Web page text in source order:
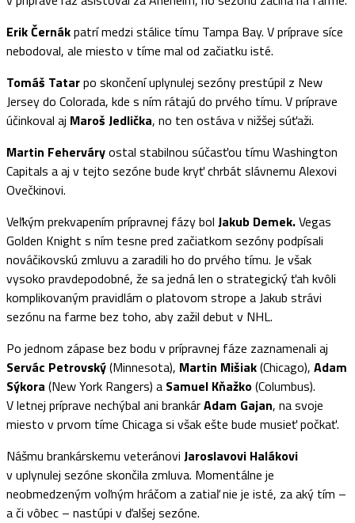
Erik Černákpatrí medzi stálice tímu Tampa Bay. V príprave síce
nebodoval, ale miesto v tíme mal od začiatku isté.
Tomáš Tatarpo skončení uplynulej sezóny prestúpil z New
Jersey do Colorada, kde s ním rátajú do prvého tímu. V príprave
účinkoval aj Maroš Jedlička, no ten ostáva v nižšej súťaži.
Martin Feherváryostal stabilnou súčasťou tímu Washington
Capitals a aj v tejto sezóne bude kryť chrbát slávnemu Alexovi
Ovečkinovi.
Veľkým prekvapením prípravnej fázy bol Jakub Demek.Vegas
Golden Knight s ním tesne pred začiatkom sezóny podpísali
nováčikovskú zmluvu a zaradili ho do prvého tímu. Je však
vysoko pravdepodobné, že sa jedná len o strategický ťah kvôli
komplikovaným pravidlám o platovom strope a Jakub strávi
sezónu na farme bez toho, aby zažil debut v NHL.
Po jednom zápase bez bodu v prípravnej fáze zaznamenali aj
Servác Petrovský(Minnesota), Martin Mišiak(Chicago), Adam
Sýkora (New York Rangers) a Samuel Kňažko(Columbus).
V letnej príprave nechýbal ani brankárAdam Gajan, na svoje
miesto v prvom tíme Chicaga si však ešte bude musieť počkať.
Nášmu brankárskemu veteránovi Jaroslavovi Halákovi
v uplynulej sezóne skončila zmluva. Momentálne je
neobmedzeným voľným hráčom a zatiaľ nie je isté, za aký tím –
a či vôbec – nastúpi v ďalšej sezóne.